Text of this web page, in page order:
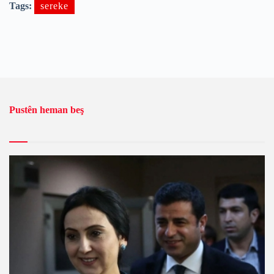
Tags: sereke
Pustên heman beş